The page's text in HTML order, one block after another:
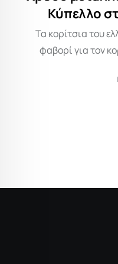
Κύπελλο
Τα κορίτσια του
φαβορί για τον